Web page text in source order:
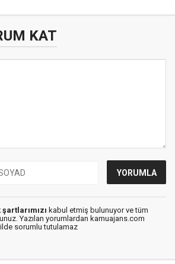
KAT
kabul etmiş bulunuyor ve tüm
Yazılan yorumlardan kamuajans.com
sorumlu tutulamaz